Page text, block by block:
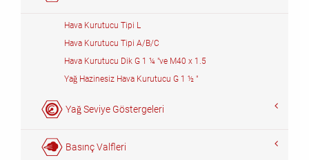
Hava Kurutucu Tipi L
Hava Kurutucu Tipi A/B/C
Hava Kurutucu Dik G 1 ¼ "ve M40 x 1.5
Yağ Hazinesiz Hava Kurutucu G 1 ½ "
Yağ Seviye Göstergeleri
Basınç Valfleri